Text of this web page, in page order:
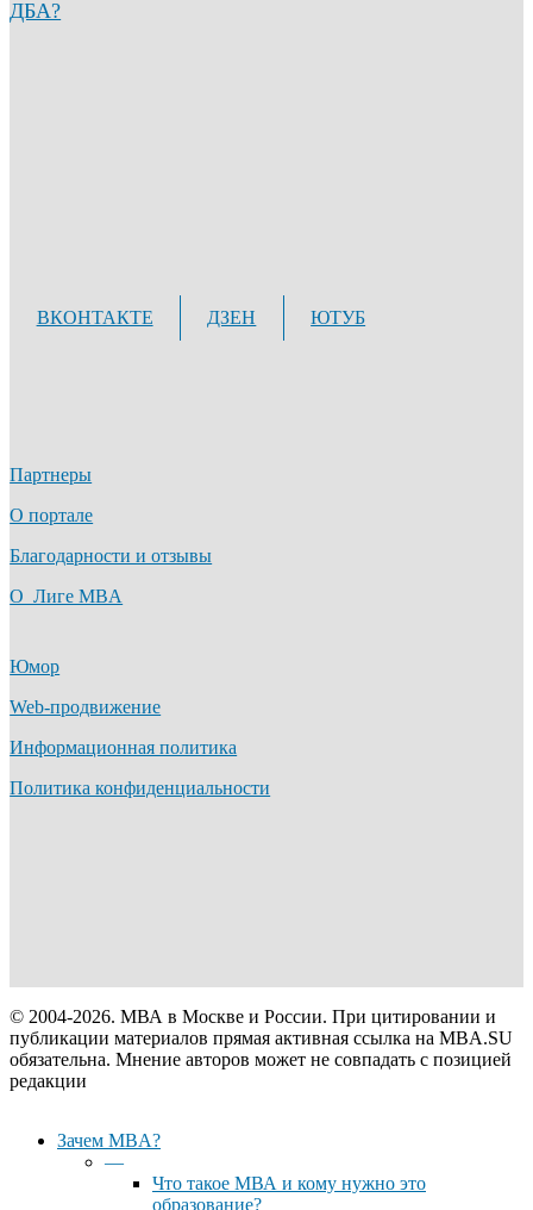
ДБА?
ВКОНТАКТЕ ДЗЕН ЮТУБ
Партнеры
О портале
Благодарности и отзывы
О Лиге MBA
Юмор
Web-продвижение
Информационная политика
Политика конфиденциальности
© 2004-2026. МВА в Москве и России. При цитировании и
публикации материалов прямая активная ссылка на MBA.SU
обязательна. Мнение авторов может не совпадать с позицией
редакции
Close
Зачем MBA?
—
Что такое МВА и кому нужно это
образование?